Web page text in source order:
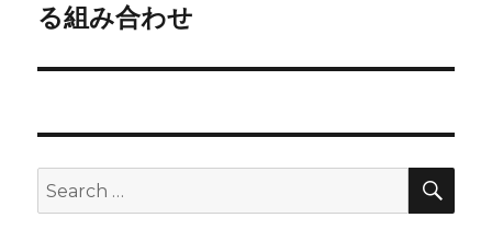
る組み合わせ
Search
for: